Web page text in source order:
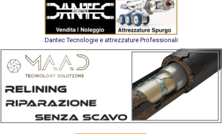
Dantec Tecnologie e attrezzature Professionali